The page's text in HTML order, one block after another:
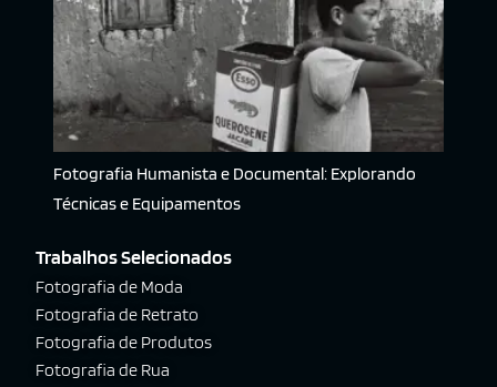
Fotografia Humanista e Documental: Explorando
Técnicas e Equipamentos
Trabalhos Selecionados
Fotografia de Moda
Fotografia de Retrato
Fotografia de Produtos
Fotografia de Rua